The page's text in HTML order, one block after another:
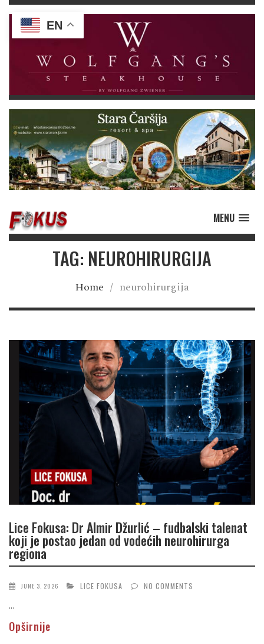
MENU
TAG: NEUROHIRURGIJA
Home / neurohirurgija
Lice Fokusa: Dr Almir Džurlić – fudbalski talenat
koji je postao jedan od vodećih neurohirurga
regiona
JUNE 3, 2026 LICE FOKUSA NO COMMENTS
...
Opširnije
EN